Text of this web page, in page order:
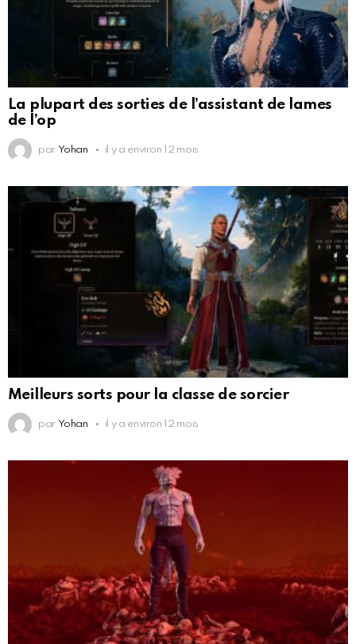
La plupart des sorties de l’assistant de lames
de l’op
par Yohan il y a environ 12 mois
Meilleurs sorts pour la classe de sorcier
par Yohan il y a environ 12 mois